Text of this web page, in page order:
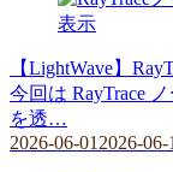
【LightWave】
今回は RayTrace
を透…
2026-06-01 2026-06-